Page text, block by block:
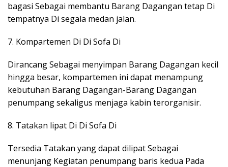
bagasi Sebagai membantu Barang Dagangan tetap Di
tempatnya Di segala medan jalan.
7. Kompartemen Di Di Sofa Di
Dirancang Sebagai menyimpan Barang Dagangan kecil
hingga besar, kompartemen ini dapat menampung
kebutuhan Barang Dagangan-Barang Dagangan
penumpang sekaligus menjaga kabin terorganisir.
8. Tatakan lipat Di Di Sofa Di
Tersedia Tatakan yang dapat dilipat Sebagai
menunjang Kegiatan penumpang baris kedua Pada